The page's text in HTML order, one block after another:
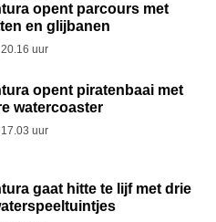
opent parcours met
en glijbanen
uur
opent piratenbaai met
watercoaster
uur
gaat hitte te lijf met drie